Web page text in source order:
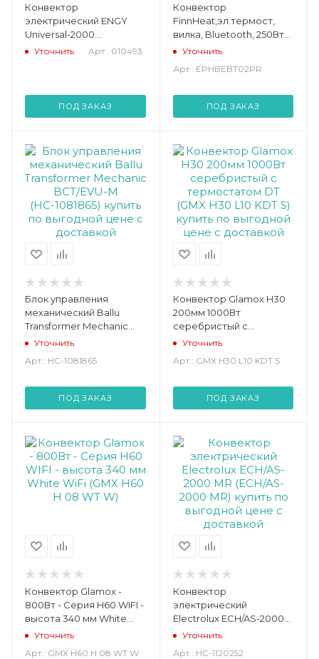
Конвектор
электрический ENGY
Universal-2000
ЭВУА-2,0/230 -1(с) (2.0кВт)
Уточнить Арт.: 010493
ПОД ЗАКАЗ
Конвектор
FinnHeat,эл.термост,
вилка, Bluetooth, 250Вт
(EPHBEBT02PR)
Уточнить
Арт.: EPHBEBT02PR
ПОД ЗАКАЗ
Блок управления
механический Ballu
Transformer Mechanic
BCT/EVU-M (НС-1081865)
Уточнить
Арт.: НС-1081865
ПОД ЗАКАЗ
Конвектор Glamox H30
200мм 1000Вт
серебристый с
термостатом DT (GMX
Уточнить
Арт.: GMX H30 L10 KDT S
ПОД ЗАКАЗ
Конвектор Glamox -
800Вт - Серия H60 WIFI -
высота 340 мм White
WiFi (GMX H60 H 08 WT
Уточнить
Арт.: GMX H60 H 08 WT W
Конвектор
электрический
Electrolux ECH/AS-2000
MR (ECH/AS-2000 MR)
Уточнить
Арт.: НС-1120252